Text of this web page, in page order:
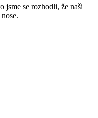
jsme se rozhodli, že naši